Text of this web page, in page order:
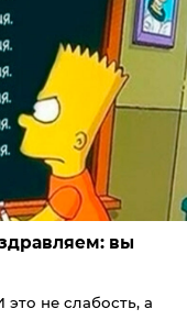
вы
не слабость, а